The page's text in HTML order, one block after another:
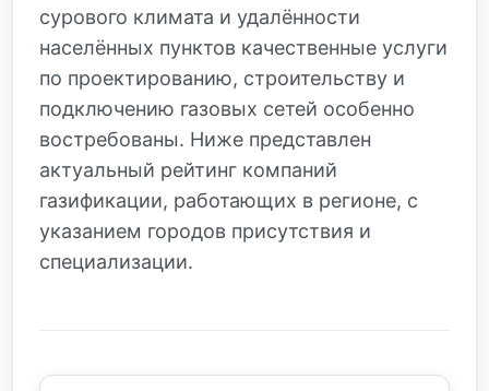
сурового климата и удалённости
населённых пунктов качественные услуги
по проектированию, строительству и
подключению газовых сетей особенно
востребованы. Ниже представлен
актуальный рейтинг компаний
газификации, работающих в регионе, с
указанием городов присутствия и
специализации.